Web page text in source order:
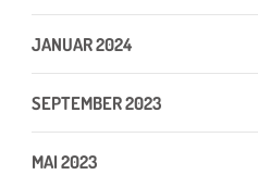
JANUAR 2024
SEPTEMBER 2023
MAI 2023